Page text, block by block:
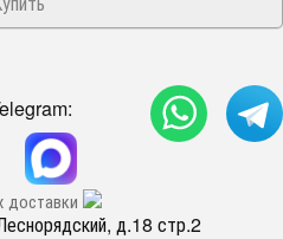
доставки
д.18 стр.2